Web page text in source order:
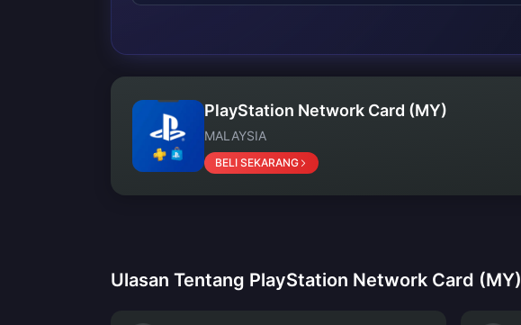
PlayStation Network Card (MY)
MALAYSIA
BELI SEKARANG
Ulasan Tentang PlayStation Network Card (MY)